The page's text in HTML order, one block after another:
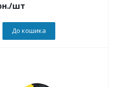
/шт
До кошика